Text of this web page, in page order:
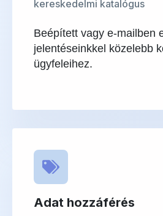
kereskedelmi katalógus
Beépített vagy e-mailben
jelentéseinkkel közelebb
ügyfeleihez.
Adat hozzáférés